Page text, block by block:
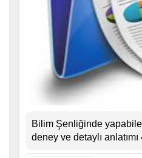
Bilim Şenliğinde
deney ve detaylı anlatımı